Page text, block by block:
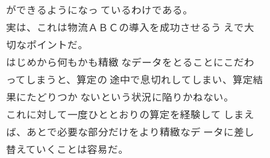
ができるようになっ ているわけである。
実は、これは物流ＡＢＣの導入を成功させるう えで大
切なポイントだ。
はじめから何もかも精緻 なデータをとることにこだわ
ってしまうと、算定の 途中で息切れしてしまい、算定結
果にたどりつか ないという状況に陥りかねない。
これに対して一度ひととおりの算定を経験して しまえ
ば、あとで必要な部分だけをより精緻なデ ータに差し
替えていくことは容易だ。